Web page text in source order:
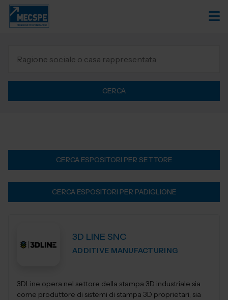
CERCA
CERCA ESPOSITORI PER SETTORE
CERCA ESPOSITORI PER PADIGLIONE
3D LINE SNC
ADDITIVE MANUFACTURING
3DLine opera nel settore della stampa 3D industriale sia
come produttore di sistemi di stampa 3D proprietari, sia